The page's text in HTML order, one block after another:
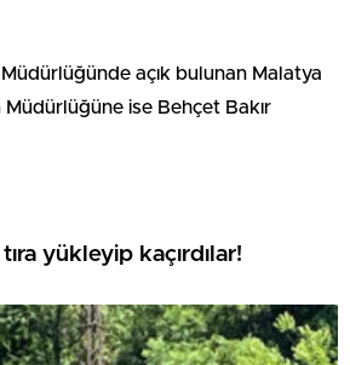
açık bulunan Malatya
ise Behçet Bakır
yükleyip kaçırdılar!